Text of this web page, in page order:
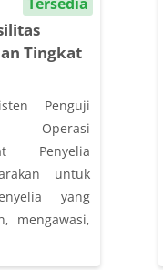
Tingkat
Penguji
Operasi
Penyelia
untuk
yang
mengawasi,